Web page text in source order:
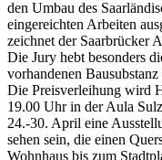
den Umbau des
eingereichten Arbeiten
zeichnet der Saarbrücker
Die Jury hebt besonders
vorhandenen
Die Preisverleihung wird
19.00 Uhr in der Aula
24.-30. April eine
sehen sein, die einen
Wohnhaus bis zum